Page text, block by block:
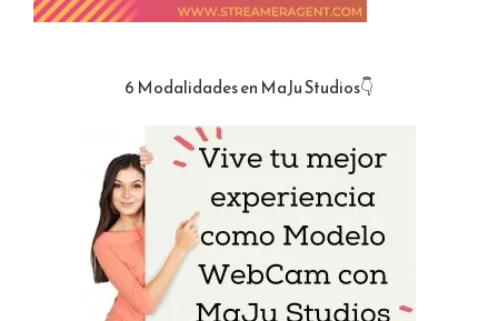
6 Modalidades en MaJu Studios👇